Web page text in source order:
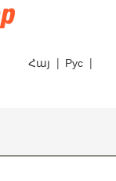
Рус |
Հայ |